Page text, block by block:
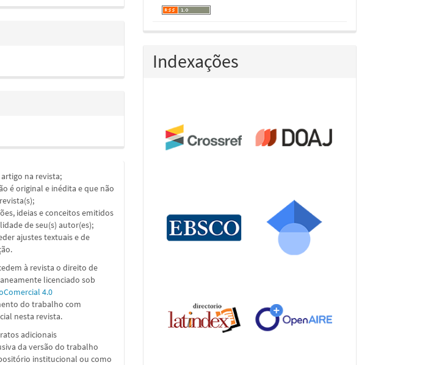
na revista;
é original e inédita e que não
ideias e conceitos emitidos
de seu(s) autor(es);
ajustes textuais e de
à revista o direito de
licenciado sob
4.0
do trabalho com
nesta revista.
adicionais
da versão do trabalho
institucional ou como
Indexações